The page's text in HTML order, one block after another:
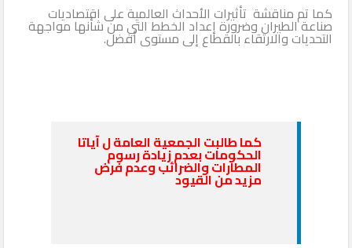
كما تم مناقشة تأثيرات الأحداث العالمية على اقتصاديات
صناعة الطيران وضرورة إعداد الخطط التي من شأنها مواجهة
التحديات والارتقاء بالقطاع إلى مستوى أفضل.
كما طالبت الجمعية العامة ل آياتا
الحكومات بعدم زيادة رسوم
المطارات والضرائب وعدم فرض
مزيد من القيود